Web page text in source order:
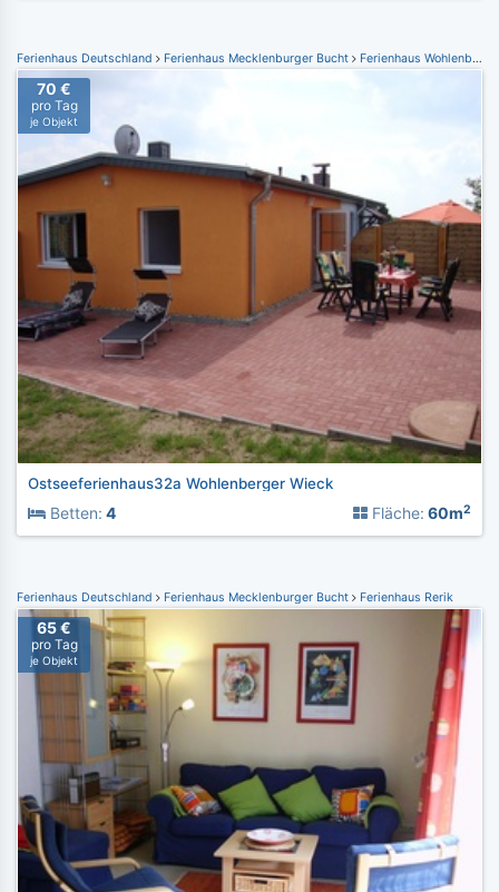
Ferienhaus Deutschland Ferienhaus Mecklenburger Bucht Ferienhaus Wohlenberg
70 €
pro Tag
je Objekt
Ostseeferienhaus32a Wohlenberger Wieck
Betten: 4 Fläche: 60m2
Ferienhaus Deutschland Ferienhaus Mecklenburger Bucht Ferienhaus Rerik
65 €
pro Tag
je Objekt